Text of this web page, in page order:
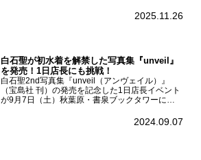
あなたです』(読売テレビ)に出演するなど女優と
2025.11.26
白石聖が初水着を解禁した写真集『unveil』
を発売！1日店長にも挑戦！
白石聖2nd写真集『unveil（アンヴェイル）』
（宝島社 刊）の発売を記念した1日店長イベント
が9月7日（土）秋葉原・書泉ブックタワーにて
を記念し1日店長イベントを開催した本写真集は
2024.09.07